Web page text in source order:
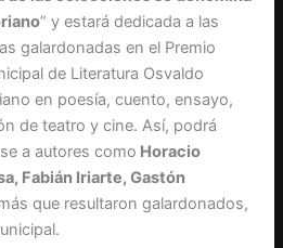
” y estará dedicada a las
galardonadas en el Premio
de Literatura Osvaldo
en poesía, cuento, ensayo,
de teatro y cine. Así, podrá
a autores como Horacio
Fabián Iriarte, Gastón
que resultaron galardonados,